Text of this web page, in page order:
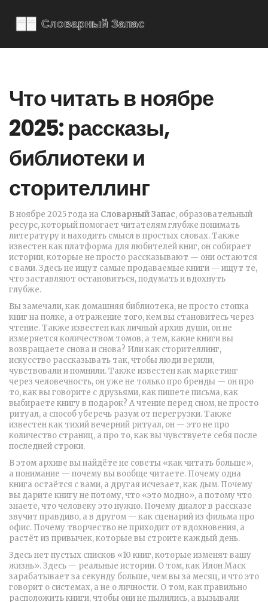
Что читать в ноябре
2025: рассказы,
библиотеки и
сторителлинг
В ноябре 2025 года на Словарный Запас, образовательный
ресурс, который помогает читателям глубже понимать
литературу и находить смысл в простых словах. Также
известен какплатформа для любителей книг, он собирает
истории, которые не просто рассказывают — они остаются
с вами.Здесь не ищут самые продаваемые книги — ищут те,
что заставляют остановиться, подумать и вдохнуть
глубже.
Вы замечали, как домашняя библиотека,не просто стопка
книг на полке, а отражение того, кем вы становитесь через
чтение. Также известен какличный архив души, онне
измеряется количеством томов, а тем, какие книги вы
возвращаете снова и снова? Или как сторителлинг,
искусство рассказывать так, чтобы люди верили,
чувствовали и помнили. Также известен какмаркетинг
через человечность, онуже не только про бренды — он про
то, как вы говорите с друзьями, как пишете письма, как
выбираете книгу в подарок? Ачтение перед сном,не просто
ритуал, а способ уберечь разум от перегрузки. Также
известен как тихий вечерний ритуал, он — это не про
количество страниц, а про то, как вы чувствуете себя после
последней строки.
В этом архиве вы найдёте не советы «как читать больше»,
а понимание — почему вы вообще читаете. Почему одна
книга остаётся с вами, а другая исчезает, как дым. Почему
вы дарите книгу не потому, что «это модно», а потому что
знаете, что человеку это нужно. Почему диалог в рассказе
звучит правдиво, а в другом — как сценарий из фильма про
офис. Почему творчество не приходит от вдохновения, а
растёт из привычек, которые вы строите каждый день.
Здесь нет пустых списков «10 книг, которые изменят вашу
жизнь». Здесь — реальные истории. О том, как Илон Маск
зарабатывает за секунду больше, чем вы за месяц, и что это
говорит о системах, а не о личности. О том, как правильно
расположить книги, чтобы они не пылились, а вызывали